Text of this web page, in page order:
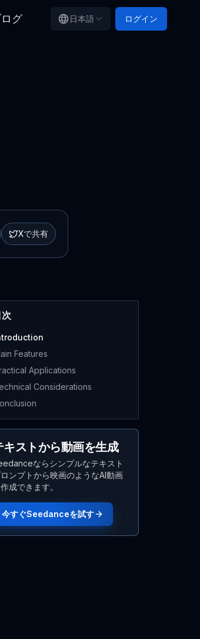
グ 日本語 ログイン
Xで共有
次
Features
Applications
Considerations
キストから動画を生成
ならシンプルなテキスト
ンプトから映画のようなAI動画
成できます。
今すぐSeedanceを試す